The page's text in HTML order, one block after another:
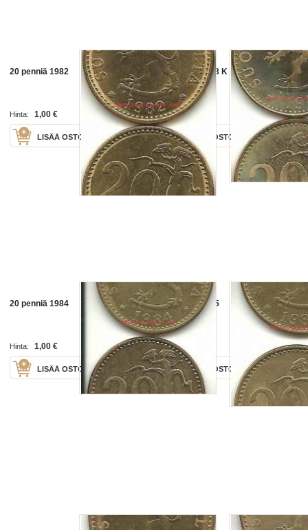
20 penniä 1982
Hinta: 1,00 €
LISÄÄ OSTOSKORIIN
20 penniä 1983 K
Hinta: 1,00 €
LISÄÄ OSTOSKORIIN
20 penniä 1984
Hinta: 1,00 €
LISÄÄ OSTOSKORIIN
20 penniä 1985
Hinta:
LISÄÄ OSTOSKORIIN